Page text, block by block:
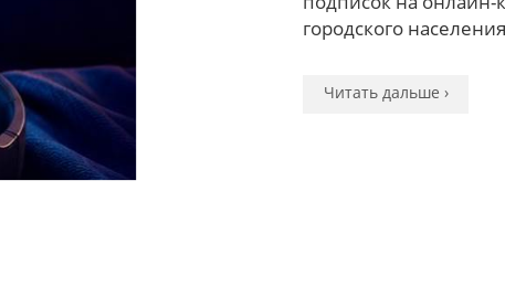
городского
Читать дальше ›
Читать дальше ›
Читать дальше ›